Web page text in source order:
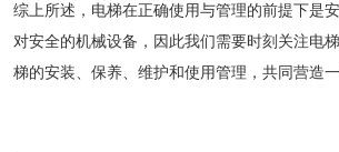
综上所述，电梯在正确使用与管理的前提下是
对安全的机械设备，因此我们需要时刻关注电
梯的安装、保养、维护和使用管理，共同营造